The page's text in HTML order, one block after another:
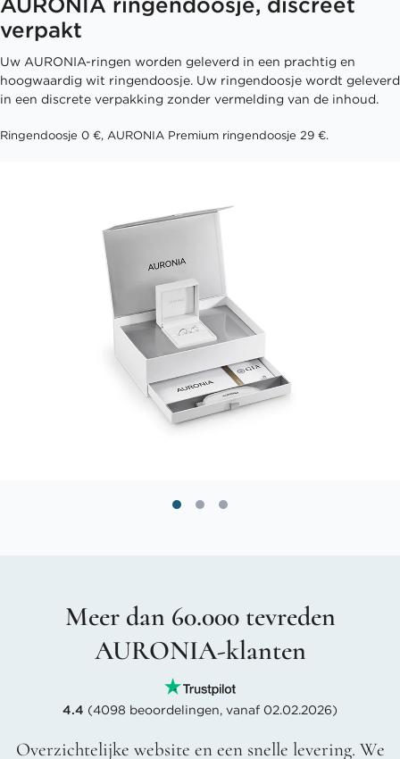
verpakt
Uw AURONIA-ringen worden geleverd in een prachtig en
hoogwaardig wit ringendoosje. Uw ringendoosje wordt geleverd
in een discrete verpakking zonder vermelding van de inhoud.
Ringendoosje 0 €, AURONIA Premium ringendoosje 29 €.
Meer dan 60.000 tevreden
AURONIA-klanten
4.4 (4098 beoordelingen, vanaf 02.02.2026)
Overzichtelijke website en een snelle levering. We